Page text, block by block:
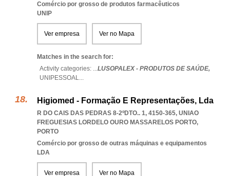
Comércio por grosso de produtos farmacêuticos
UNIP
Ver empresa Ver no Mapa
Matches in the search for:
Activity categories: ...LUSOPALEX - PRODUTOS DE SAÚDE,
UNIPESSOAL...
Higiomed - Formação E Representações, Lda
R DO CAIS DAS PEDRAS 8-2ºDTO.. 1, 4150-365, UNIAO
FREGUESIAS LORDELO OURO MASSARELOS PORTO,
PORTO
Comércio por grosso de outras máquinas e equipamentos
LDA
Ver empresa Ver no Mapa